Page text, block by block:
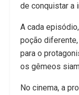
de conquistar a
A cada
poção
para o
os gêmeos
No cinema, a